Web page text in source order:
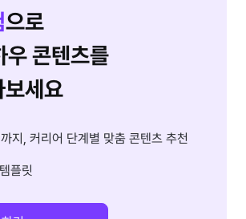
으로
콘텐츠를
세요
지, 커리어 단계별 맞춤 콘텐츠 추천
플릿